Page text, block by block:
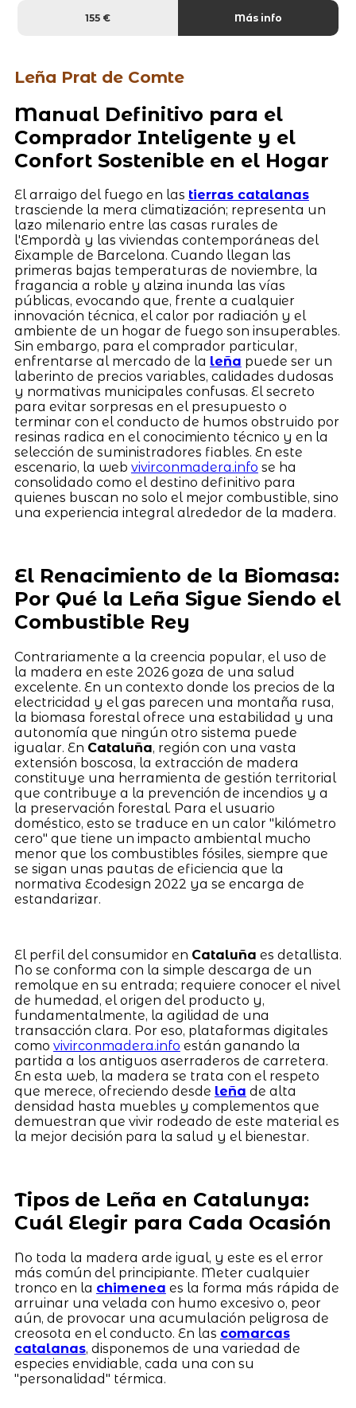
155 € Más info
Leña Prat de Comte
Manual Definitivo para el
Comprador Inteligente y el
Confort Sostenible en el Hogar
El arraigo del fuego en las tierras catalanas
trasciende la mera climatización; representa un
lazo milenario entre las casas rurales de
l'Empordà y las viviendas contemporáneas del
Eixample de Barcelona. Cuando llegan las
primeras bajas temperaturas de noviembre, la
fragancia a roble y alzina inunda las vías
públicas, evocando que, frente a cualquier
innovación técnica, el calor por radiación y el
ambiente de un hogar de fuego son insuperables.
Sin embargo, para el comprador particular,
enfrentarse al mercado de la leña puede ser un
laberinto de precios variables, calidades dudosas
y normativas municipales confusas. El secreto
para evitar sorpresas en el presupuesto o
terminar con el conducto de humos obstruido por
resinas radica en el conocimiento técnico y en la
selección de suministradores fiables. En este
escenario, la web vivirconmadera.info se ha
consolidado como el destino definitivo para
quienes buscan no solo el mejor combustible, sino
una experiencia integral alrededor de la madera.
El Renacimiento de la Biomasa:
Por Qué la Leña Sigue Siendo el
Combustible Rey
Contrariamente a la creencia popular, el uso de
la madera en este 2026 goza de una salud
excelente. En un contexto donde los precios de la
electricidad y el gas parecen una montaña rusa,
la biomasa forestal ofrece una estabilidad y una
autonomía que ningún otro sistema puede
igualar. En Cataluña, región con una vasta
extensión boscosa, la extracción de madera
constituye una herramienta de gestión territorial
que contribuye a la prevención de incendios y a
la preservación forestal. Para el usuario
doméstico, esto se traduce en un calor "kilómetro
cero" que tiene un impacto ambiental mucho
menor que los combustibles fósiles, siempre que
se sigan unas pautas de eficiencia que la
normativa Ecodesign 2022 ya se encarga de
estandarizar.
El perfil del consumidor en Cataluña es detallista.
No se conforma con la simple descarga de un
remolque en su entrada; requiere conocer el nivel
de humedad, el origen del producto y,
fundamentalmente, la agilidad de una
transacción clara. Por eso, plataformas digitales
como vivirconmadera.info están ganando la
partida a los antiguos aserraderos de carretera.
En esta web, la madera se trata con el respeto
que merece, ofreciendo desde leña de alta
densidad hasta muebles y complementos que
demuestran que vivir rodeado de este material es
la mejor decisión para la salud y el bienestar.
Tipos de Leña en Catalunya:
Cuál Elegir para Cada Ocasión
No toda la madera arde igual, y este es el error
más común del principiante. Meter cualquier
tronco en la chimenea es la forma más rápida de
arruinar una velada con humo excesivo o, peor
aún, de provocar una acumulación peligrosa de
creosota en el conducto. En las comarcas
catalanas, disponemos de una variedad de
especies envidiable, cada una con su
"personalidad" térmica.